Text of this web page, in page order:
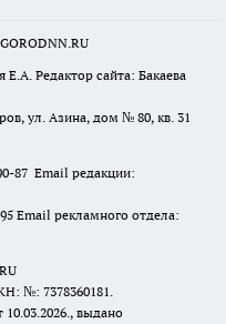
Редактор сайта: Бакаева
ул. Азина, дом № 80, кв. 31
87 Email редакции:
Email рекламного отдела:
№: 7378360181.
выдано